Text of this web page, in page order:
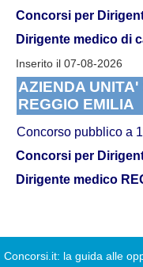
Concorsi per
Dirigente medico di
Inserito il 07-08-2026
AZIENDA
REGGIO EMILIA
Concorso pubblico a
Concorsi per
Dirigente medico
Concorsi.it: la guida alle